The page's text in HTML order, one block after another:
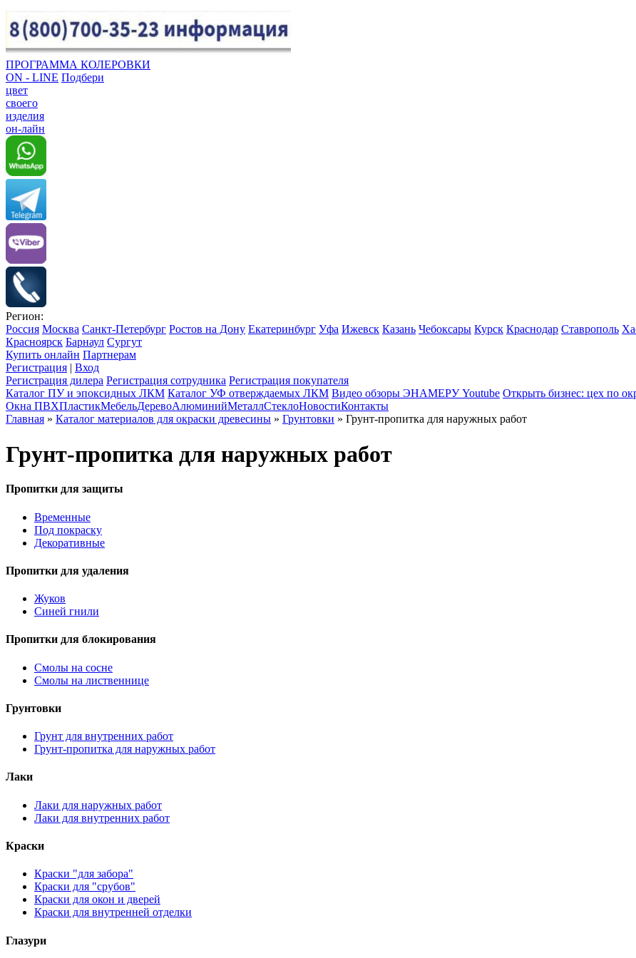
ПРОГРАММА КОЛЕРОВКИ
ON - LINE Подбери
цвет
своего
изделия
он-лайн
Регион:
Россия Москва Санкт-Петербург Ростов на Дону Екатеринбург Уфа Ижевск Казань Чебоксары Курск Краснодар Ставрополь
Красноярск Барнаул Сургут
Купить онлайн Партнерам
Регистрация | Вход
Регистрация дилера Регистрация сотрудника Регистрация покупателя
Каталог ПУ и эпоксидных ЛКМ Каталог УФ отверждаемых ЛКМ Видео обзоры ЭНАМЕРУ Youtube Открыть бизнес: цех по
Окна ПВХПластикМебельДеревоАлюминийМеталлСтеклоНовостиКонтакты
Главная » Каталог материалов для окраски древесины » Грунтовки » Грунт-пропитка для наружных работ
Грунт-пропитка для наружных работ
Пропитки для защиты
Временные
Под покраску
Декоративные
Пропитки для удаления
Жуков
Синей гнили
Пропитки для блокирования
Смолы на сосне
Смолы на лиственнице
Грунтовки
Грунт для внутренних работ
Грунт-пропитка для наружных работ
Лаки
Лаки для наружных работ
Лаки для внутренних работ
Краски
Краски "для забора"
Краски для "срубов"
Краски для окон и дверей
Краски для внутренней отделки
Глазури